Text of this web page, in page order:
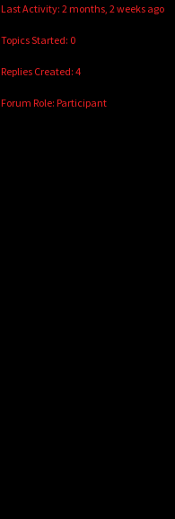
Last Activity: 2 months, 2 weeks ago
Topics Started: 0
Replies Created: 4
Forum Role: Participant